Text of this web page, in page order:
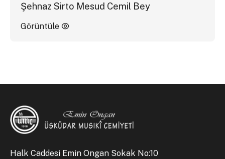
Şehnaz Sirto Mesud Cemil Bey
Görüntüle
Halk Caddesi Emin Ongan Sokak No:10